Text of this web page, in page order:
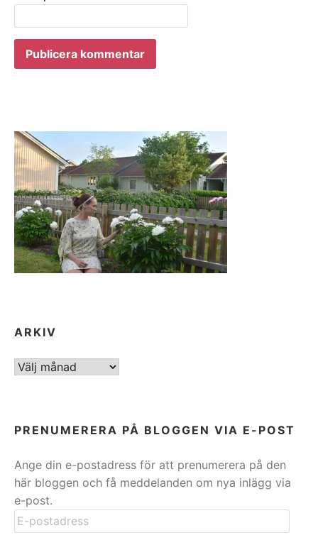
ARKIV
ARKIV
PRENUMERERA PÅ BLOGGEN VIA E-POST
Ange din e-postadress för att prenumerera på den
här bloggen och få meddelanden om nya inlägg via
e-post.
E-
postadress